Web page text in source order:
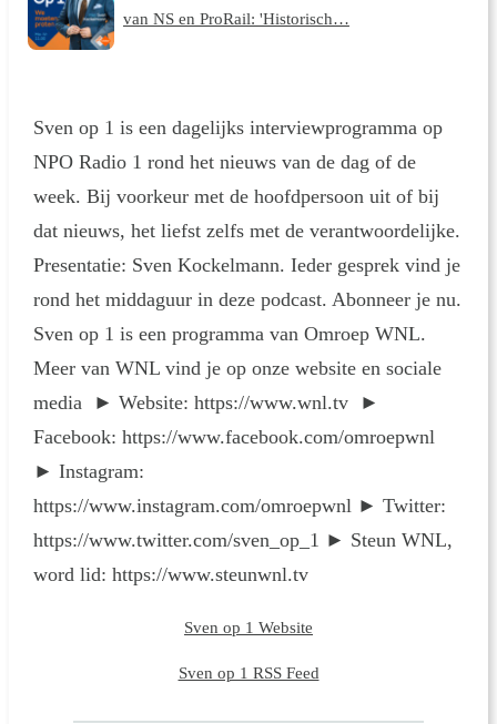
van NS en ProRail: 'Historisch…
Sven op 1 is een dagelijks interviewprogramma op
NPO Radio 1 rond het nieuws van de dag of de
week. Bij voorkeur met de hoofdpersoon uit of bij
dat nieuws, het liefst zelfs met de verantwoordelijke.
Presentatie: Sven Kockelmann. Ieder gesprek vind je
rond het middaguur in deze podcast. Abonneer je nu.
Sven op 1 is een programma van Omroep WNL.
Meer van WNL vind je op onze website en sociale
media ► Website: https://www.wnl.tv ►
Facebook: https://www.facebook.com/omroepwnl
► Instagram:
https://www.instagram.com/omroepwnl ► Twitter:
https://www.twitter.com/sven_op_1 ► Steun WNL,
word lid: https://www.steunwnl.tv
Sven op 1 Website
Sven op 1 RSS Feed